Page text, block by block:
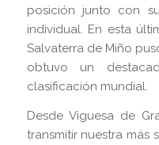
posición junto con
individual. En esta
Salvaterra de Miño
obtuvo un
clasificación mundial.
Desde Viguesa de
transmitir nuestra más